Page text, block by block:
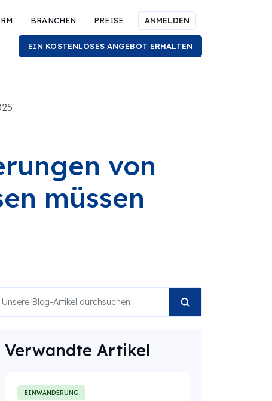
BRANCHEN PREISE ANMELDEN
EIN KOSTENLOSES ANGEBOT ERHALTEN
von
müssen
Verwandte Artikel
EINWANDERUNG